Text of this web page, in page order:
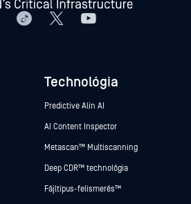
Technológia
Predictive Alin AI
AI Content Inspector
Metascan™ Multiscanning
Deep CDR™ technológia
Fájltípus-felismerés™